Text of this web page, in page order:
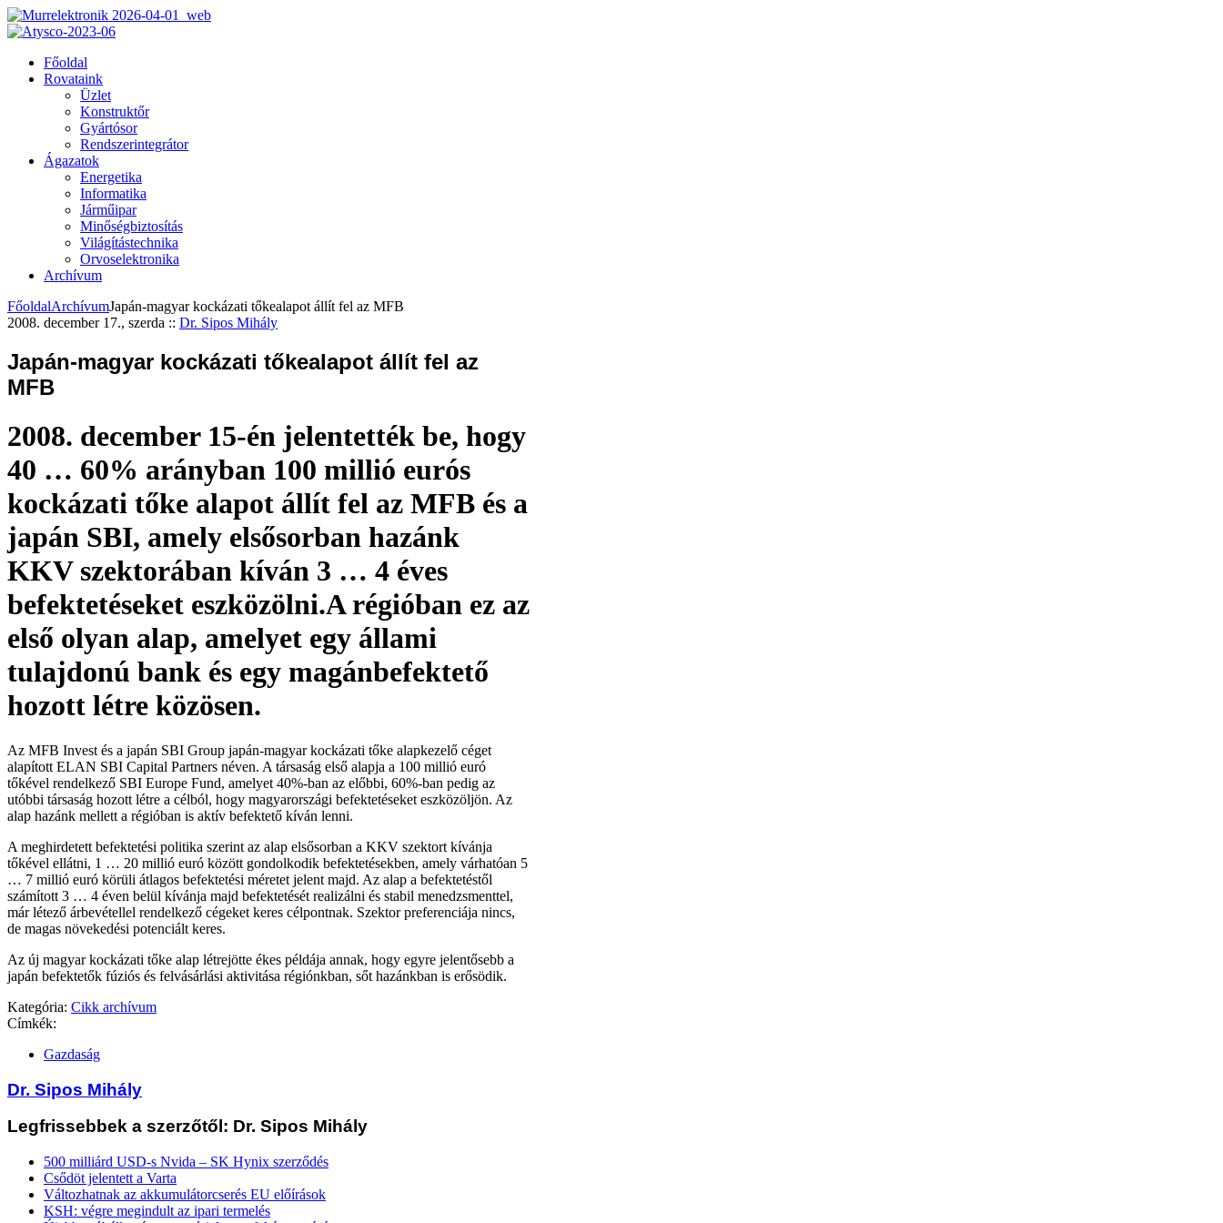
Főoldal
Rovataink
Üzlet
Konstruktőr
Gyártósor
Rendszerintegrátor
Ágazatok
Energetika
Informatika
Járműipar
Minőségbiztosítás
Világítástechnika
Orvoselektronika
Archívum
FőoldalArchívumJapán-magyar kockázati tőkealapot állít fel az MFB
2008. december 17., szerda :: Dr. Sipos Mihály
Japán-magyar kockázati tőkealapot állít fel az
MFB
2008. december 15-én jelentették be, hogy
40 … 60% arányban 100 millió eurós
kockázati tőke alapot állít fel az MFB és a
japán SBI, amely elsősorban hazánk
KKV szektorában kíván 3 … 4 éves
befektetéseket eszközölni.A régióban ez az
első olyan alap, amelyet egy állami
tulajdonú bank és egy magánbefektető
hozott létre közösen.
Az MFB Invest és a japán SBI Group japán-magyar kockázati tőke alapkezelő céget
alapított ELAN SBI Capital Partners néven. A társaság első alapja a 100 millió euró
tőkével rendelkező SBI Europe Fund, amelyet 40%-ban az előbbi, 60%-ban pedig az
utóbbi társaság hozott létre a célból, hogy magyarországi befektetéseket eszközöljön. Az
alap hazánk mellett a régióban is aktív befektető kíván lenni.
A meghirdetett befektetési politika szerint az alap elsősorban a KKV szektort kívánja
tőkével ellátni, 1 … 20 millió euró között gondolkodik befektetésekben, amely várhatóan 5
… 7 millió euró körüli átlagos befektetési méretet jelent majd. Az alap a befektetéstől
számított 3 … 4 éven belül kívánja majd befektetését realizálni és stabil menedzsmenttel,
már létező árbevétellel rendelkező cégeket keres célpontnak. Szektor preferenciája nincs,
de magas növekedési potenciált keres.
Az új magyar kockázati tőke alap létrejötte ékes példája annak, hogy egyre jelentősebb a
japán befektetők fúziós és felvásárlási aktivitása régiónkban, sőt hazánkban is erősödik.
Kategória: Cikk archívum
Címkék:
Gazdaság
Dr. Sipos Mihály
Legfrissebbek a szerzőtől: Dr. Sipos Mihály
500 milliárd USD-s Nvida – SK Hynix szerződés
Csődöt jelentett a Varta
Változhatnak az akkumulátorcserés EU előírások
KSH: végre megindult az ipari termelés